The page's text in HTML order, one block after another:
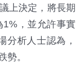
上決定，將長期
，並允許事實
分析人士認為，
勢。